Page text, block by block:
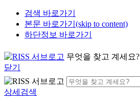
검색 바로가기
본문 바로가기(skip to content)
하단정보 바로가기
무엇을 찾고 계세요?
닫기
상세검색